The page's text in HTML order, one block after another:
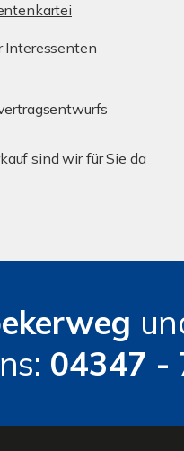
Interessenten
sind wir für Sie da
04347 -